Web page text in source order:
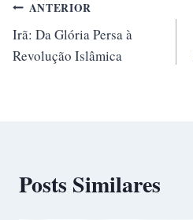
Navegação
de
ANTERIOR
Irã: Da Glória Persa à
Revolução Islâmica
Posts Similares